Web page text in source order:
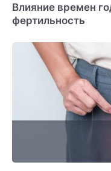
Влияние времен
фертильность